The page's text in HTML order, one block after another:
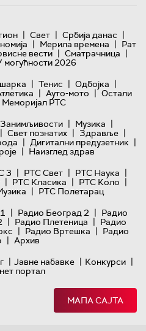
| Свет | Србија данас |
| Мерила времена | Рат
вести | Сматрачница |
могућности 2026
| Тенис | Одбојка |
| Ауто-мото | Остали
Меморијал РТС
Занимљивости | Музика |
| Свет познатих | Здравље |
| Дигитални предузетник |
| Наизглед здрав
3 | РТС Свет | РТС Наука |
| РТС Класика | РТС Коло |
| РТС Полетарац
| Радио Београд 2 | Радио
| Радио Плетеница | Радио
| Радио Вртешка | Радио
| Архив
| Јавне набавке | Конкурси |
портал
МАПА САЈТА